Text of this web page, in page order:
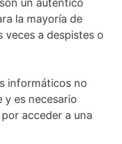
un auténtico
la mayoría de
veces a despistes o
informáticos no
es necesario
acceder a una